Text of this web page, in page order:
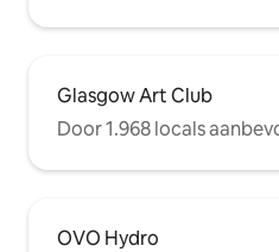
Glasgow Art Club
Door 1.968 locals
OVO Hydro